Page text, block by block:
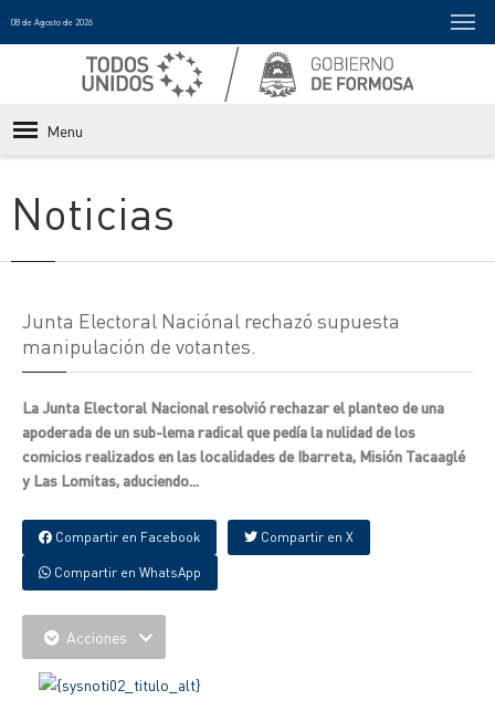
08 de Agosto de 2026
Menu
Noticias
Junta Electoral Naciónal rechazó supuesta
manipulación de votantes.
La Junta Electoral Nacional resolvió rechazar el planteo de una
apoderada de un sub-lema radical que pedía la nulidad de los
comicios realizados en las localidades de Ibarreta, Misión Tacaaglé
y Las Lomitas, aduciendo...
Compartir en Facebook Compartir en X
Compartir en WhatsApp
Acciones